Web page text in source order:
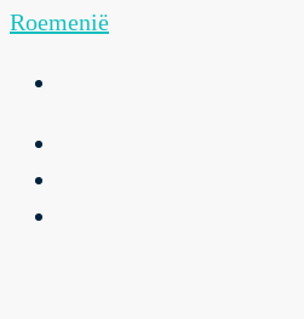
Roemenië